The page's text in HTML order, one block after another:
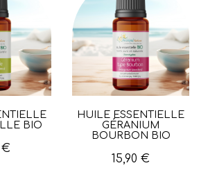
BIO
€
Aperçu rapide
HUILE ESSENTIELLE
GÉRANIUM
BOURBON BIO
15,90 €